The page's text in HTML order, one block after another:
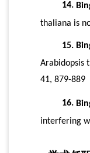
14.
thaliana is
15.
Arabidopsis
41, 879-889
16.
interfering